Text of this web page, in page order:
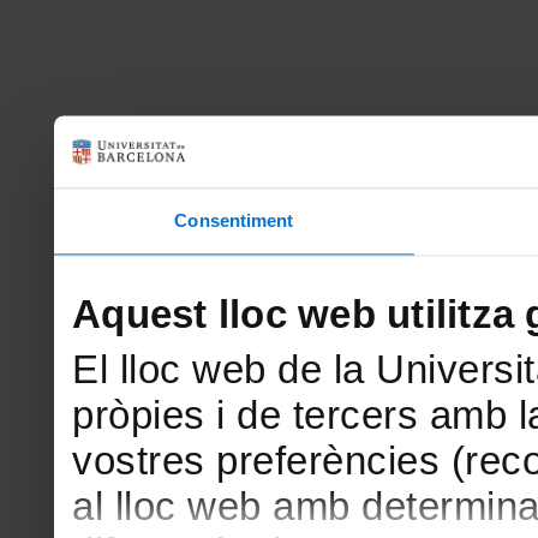
Consentiment
Aquest lloc web utilitza
El lloc web de la
pròpies i de tercers amb
vostres preferències
al lloc web amb